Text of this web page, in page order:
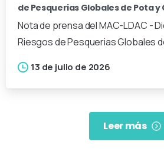
de Pesquerias Globales de Pota y
Nota de prensa del MAC-LDAC -
Riesgos de Pesquerias Globales
13 de julio de 2026
Leer más